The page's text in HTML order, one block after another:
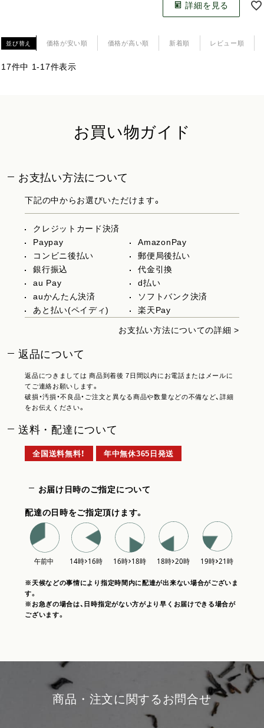
詳細を見る
並び替え 価格が安い順 価格が高い順 新着順 レビュー順
17件中 1-17件表示
お買い物ガイド
お支払い方法について
下記の中からお選びいただけます。
クレジットカード決済
Paypay
AmazonPay
コンビニ後払い
郵便局後払い
銀行振込
代金引換
au Pay
d払い
auかんたん決済
ソフトバンク決済
あと払い(ペイディ)
楽天Pay
お支払い方法についての詳細 >
返品について
返品につきましては 商品到着後 7日間以内にお電話またはメールに
てご連絡お願いします。
破損・汚損・不良品・ご注文と異なる商品や数量などの不備など、詳細
をお伝えください。
送料・配達について
全国送料無料！ 年中無休365日発送
お届け日時のご指定について
配達の日時をご指定頂けます。
※天候などの事情により指定時間内に配達が出来ない場合がございま
す。
※お急ぎの場合は、日時指定がない方がより早くお届けできる場合が
ございます。
商品・注文に関するお問合せ